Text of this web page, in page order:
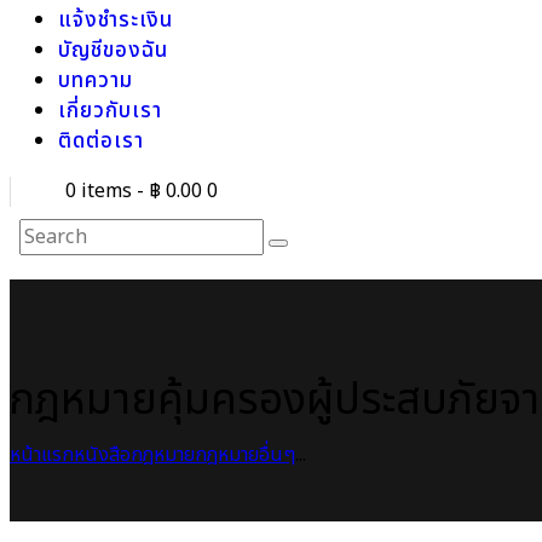
แจ้งชำระเงิน
บัญชีของฉัน
บทความ
เกี่ยวกับเรา
ติดต่อเรา
0 items - ฿ 0.000
หน้าแรกหนังสือกฎหมายกฎหมายอื่นๆ